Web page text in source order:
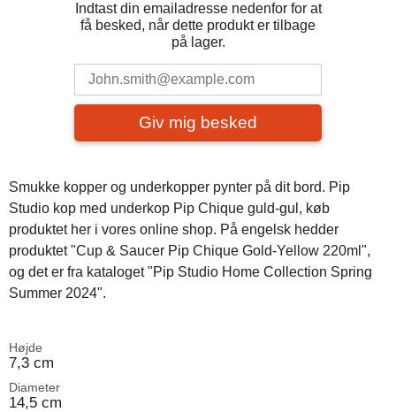
Indtast din emailadresse nedenfor for at
få besked, når dette produkt er tilbage
på lager.
Giv mig besked
Smukke kopper og underkopper pynter på dit bord. Pip
Studio kop med underkop Pip Chique guld-gul, køb
produktet her i vores online shop. På engelsk hedder
produktet "Cup & Saucer Pip Chique Gold-Yellow 220ml",
og det er fra kataloget "Pip Studio Home Collection Spring
Summer 2024".
Højde
7,3 cm
Diameter
14,5 cm